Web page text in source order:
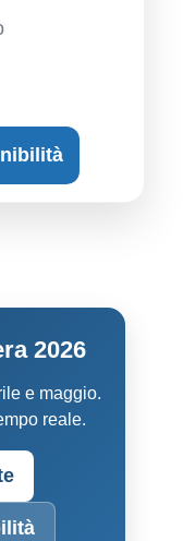
2026
e maggio.
reale.